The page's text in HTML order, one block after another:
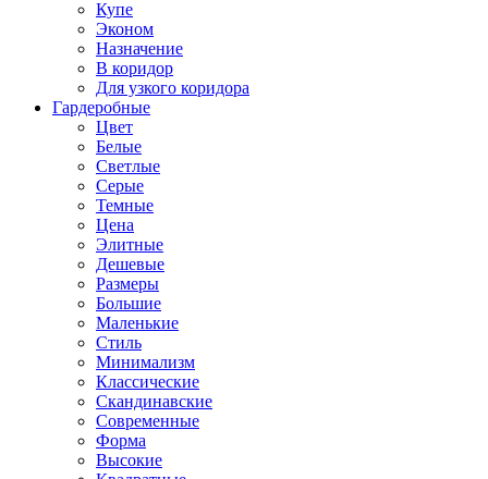
Купе
Эконом
Назначение
В коридор
Для узкого коридора
Гардеробные
Цвет
Белые
Светлые
Серые
Темные
Цена
Элитные
Дешевые
Размеры
Большие
Маленькие
Стиль
Минимализм
Классические
Скандинавские
Современные
Форма
Высокие